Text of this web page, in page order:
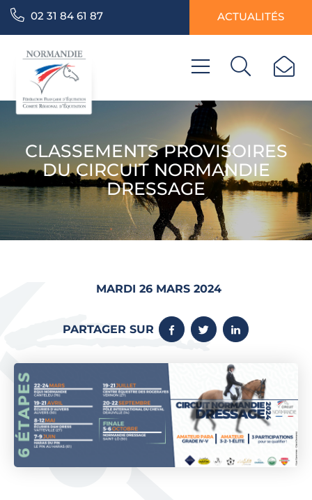
02 31 84 61 87 ACTUALITÉS
CLASSEMENTS PROVISOIRES
DU CIRCUIT NORMANDIE
DRESSAGE
MARDI 26 MARS 2024
PARTAGER SUR